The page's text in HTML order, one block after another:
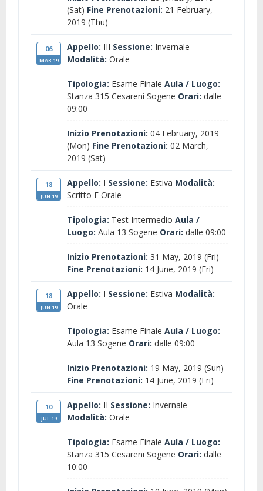
(Sat) Fine Prenotazioni: 21 February,
2019 (Thu)
06
MAR 19
Appello: III Sessione: Invernale
Modalità: Orale
Tipologia: Esame Finale Aula / Luogo:
Stanza 315 Cesareni Sogene Orari: dalle
09:00
Inizio Prenotazioni: 04 February, 2019
(Mon) Fine Prenotazioni: 02 March,
2019 (Sat)
18
JUN 19
Appello: I Sessione: Estiva Modalità:
Scritto E Orale
Tipologia: Test Intermedio Aula /
Luogo: Aula 13 Sogene Orari: dalle 09:00
Inizio Prenotazioni: 31 May, 2019 (Fri)
Fine Prenotazioni: 14 June, 2019 (Fri)
18
JUN 19
Appello: I Sessione: Estiva Modalità:
Orale
Tipologia: Esame Finale Aula / Luogo:
Aula 13 Sogene Orari: dalle 09:00
Inizio Prenotazioni: 19 May, 2019 (Sun)
Fine Prenotazioni: 14 June, 2019 (Fri)
10
JUL 19
Appello: II Sessione: Invernale
Modalità: Orale
Tipologia: Esame Finale Aula / Luogo:
Stanza 315 Cesareni Sogene Orari: dalle
10:00